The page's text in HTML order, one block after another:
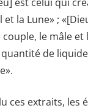
et la Lune» ;
le mâle et
quantité de
ces extraits, les